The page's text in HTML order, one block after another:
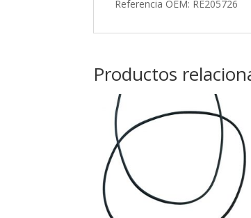
Referencia OEM: RE205726
Productos